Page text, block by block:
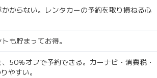
からない。レンタカーの予約を取り損ねる心
も貯まってお得。
50％オフで予約できる。カーナビ・消費税・
やすい。